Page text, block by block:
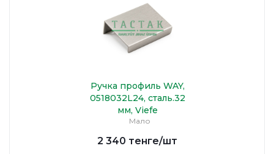
Ручка профиль WAY,
0518032L24, сталь.32
мм, Viefe
Мало
2 340 тенге/шт